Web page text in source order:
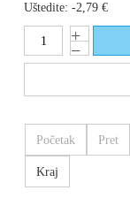
Uštedite: -2,79 €
Početak Pret
Kraj